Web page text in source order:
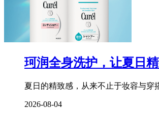
珂润全身洗护，让夏日
夏日的精致感，从来不止于妆容与
2026-08-04